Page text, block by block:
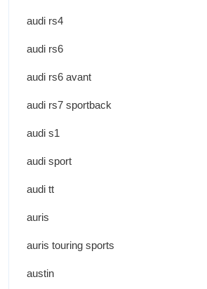
audi rs4
audi rs6
audi rs6 avant
audi rs7 sportback
audi s1
audi sport
audi tt
auris
auris touring sports
austin